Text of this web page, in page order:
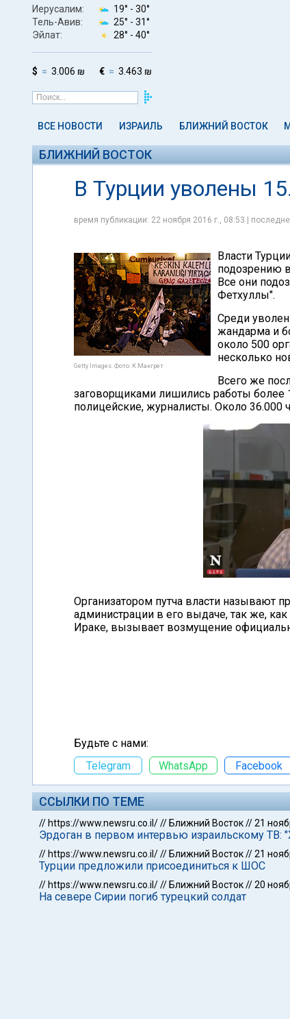
Иерусалим: 19° - 30°
Тель-Авив:
25° - 31°
Эйлат:
28° - 40°
$ 3.006 ₪ € 3.463 ₪
ВСЕ НОВОСТИ ИЗРАИЛЬ БЛИЖНИЙ ВОСТОК
БЛИЖНИЙ ВОСТОК
В Турции уволены
время публикации: 22 ноября 2016 г., 08:53 |
Getty Images. Фото: К.Макгрет
Власти
подозрению
Все они
Фетхуллы".
Среди
жандарма и
около 500
несколько
Всего же
заговорщиками лишились работы более
полицейские, журналисты. Около 36.000
Организатором путча власти называют
администрации в его выдаче, так же,
Ираке, вызывает возмущение
Будьте с нами:
Telegram
WhatsApp Facebook
ССЫЛКИ ПО ТЕМЕ
// https://www.newsru.co.il/// Ближний Восток//21
Эрдоган в первом интервью израильскому ТВ:
// https://www.newsru.co.il/// Ближний Восток//21
Турции предложили присоединиться к ШОС
// https://www.newsru.co.il/// Ближний Восток//20
На севере Сирии погиб турецкий солдат